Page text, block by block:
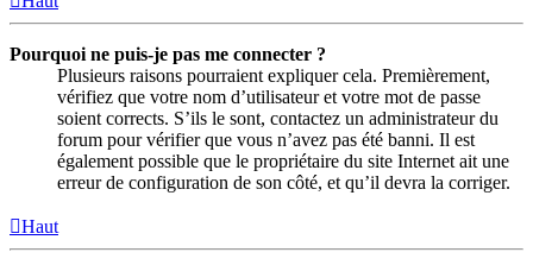
Pourquoi ne puis-je pas me connecter ?
Plusieurs raisons pourraient expliquer cela. Premièrement,
vérifiez que votre nom d’utilisateur et votre mot de passe
soient corrects. S’ils le sont, contactez un administrateur du
forum pour vérifier que vous n’avez pas été banni. Il est
également possible que le propriétaire du site Internet ait une
erreur de configuration de son côté, et qu’il devra la corriger.
Haut